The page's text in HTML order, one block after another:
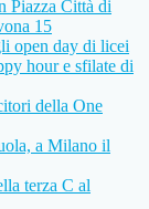
Piazza Città di
15
open day di licei
hour e sfilate di
della One
a Milano il
terza C al